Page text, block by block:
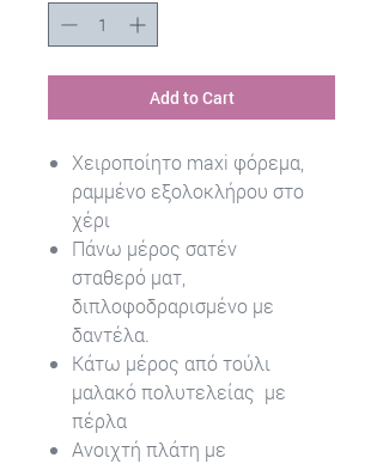
Add to Cart
Χειροποίητο maxi φόρεμα,
ραμμένο εξολοκλήρου στο
χέρι
Πάνω μέρος σατέν
σταθερό ματ,
διπλοφοδραρισμένο με
δαντέλα.
Κάτω μέρος από τούλι
μαλακό πολυτελείας με
πέρλα
Ανοιχτή πλάτη με